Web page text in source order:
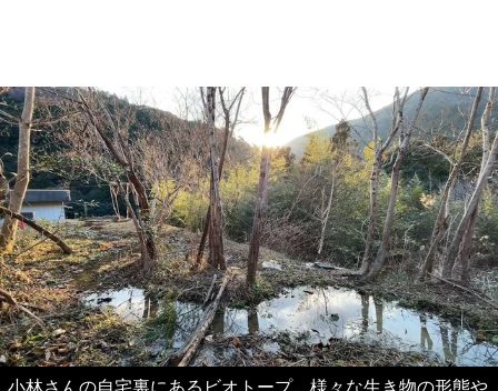
小林さんの自宅裏にあるビオトープ。様々な生き物の形態や